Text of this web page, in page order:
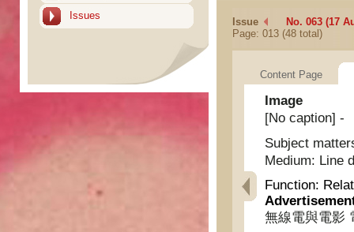
Issues
Issue
No. 063 (17
Page: 013 (48 total)
Content Page
Image
[No caption] -
Subject
Medium: Line
Function:
無線電與電影